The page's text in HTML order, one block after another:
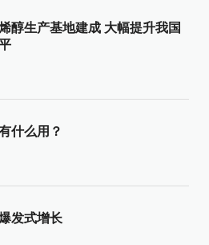
醇生产基地建成 大幅提升我国
什么用？
发式增长